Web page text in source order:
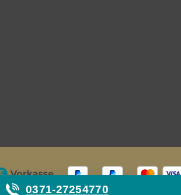
0371-27254770